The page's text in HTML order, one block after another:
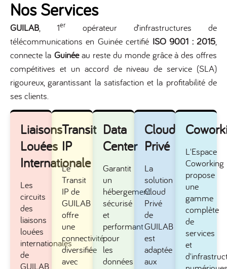
Nos Services
GUILAB, 1er
opérateur d’infrastructures de
télécommunications en Guinée certifié ISO 9001 : 2015,
connecte la Guinéeau reste du monde grâce à des offres
compétitives et un accord de niveau de service (SLA)
rigoureux, garantissant la satisfaction et la profitabilité de
ses clients.
Liaisons
Louées
Internationale
Les
circuits
des
liaisons
louées
internationales
de
GUILAB
Transit
IP
Le
Transit
IP de
GUILAB
offre
une
connectivité
diversifiée
avec
Data
Center
Garantit
un
hébergement
sécurisé
et
performant
pour
les
données
Cloud
Privé
La
solution
Cloud
Privé
de
GUILAB
est
adaptée
aux
L'Espace
Coworking
propose
une
gamme
complète
de
services
et